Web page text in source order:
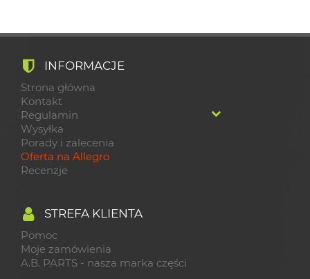
INFORMACJE
Strona główna
Kontakt
Regulamin
Wysyłka
Porady i zalecenia
Oferta na Allegro
Recenzje
STREFA KLIENTA
Pomoc
Moje zamówienia
A.B. PARTS - nasza marka części